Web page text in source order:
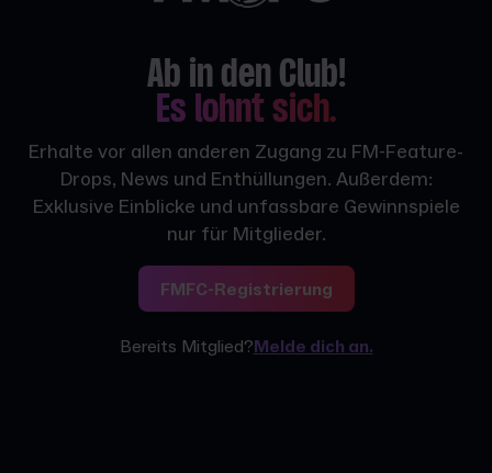
Ab in den Club!
Es lohnt sich.
Erhalte vor allen anderen Zugang zu FM-Feature-
Drops, News und Enthüllungen. Außerdem:
Exklusive Einblicke und unfassbare Gewinnspiele
nur für Mitglieder.
FMFC-Registrierung
Bereits Mitglied?Melde dich an.